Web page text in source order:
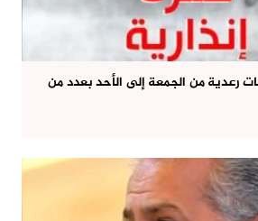
رعدية من الجمعة إلى الأحد بعدد من